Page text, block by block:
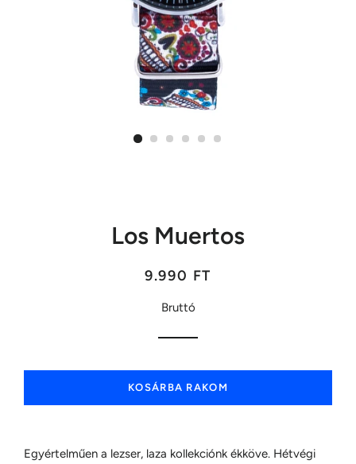
Los Muertos
Listaár
Akciós
9.990 FT
Bruttó
KOSÁRBA RAKOM
Egyértelműen a lezser, laza kollekciónk ékköve. Hétvégi